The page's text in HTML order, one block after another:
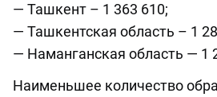
— Ташкент – 1 363 610;
— Ташкентская область – 1
— Наманганская область — 1
Наименьшее количество